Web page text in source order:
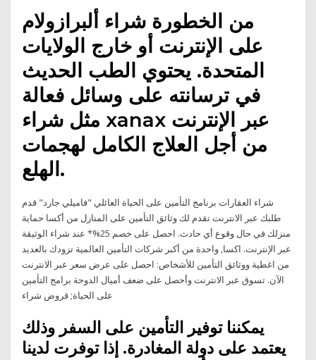
من الخطورة شراء ألبرازولام
على الإنترنت أو خارج الولايات
المتحدة. يحتوي الطب الحديث
في ترسانته على وسائل فعالة
مثل شراء xanax عبر الإنترنت
من أجل العلاج الكامل لهجمات
الهلع.
شراء العقارات برنامج التأمين على الحياة العائلي "فاميلي جارد" قدم
طلبك عبر الانترنت تقدم لك وثائق التأمين على المنازل من أكسا حماية
منزلك في حال وقوع أي حادث. احصل على خصم 25%* عند شراء الوثيقة
عبر الإنترنت. اكسا, واحدة من أكبر شركات التأمين العالمية تزودك بالعديد
من اغطية ووثائق التأمين للأشخاص: احصل على عرض سعر عبر الانترنت
الآن. تسوق عبر الانترنت وأحصل على ضعف أميال الدوحة برامج التأمين
على الحياة; قروض شراء
يمكننا توفير التأمين على السفر وذلك
يعتمد على دولة المغادرة. إذا توفرت لدينا